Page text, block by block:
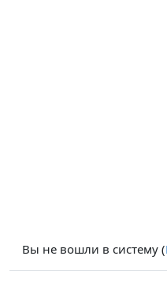
Вы не вошли в систему (